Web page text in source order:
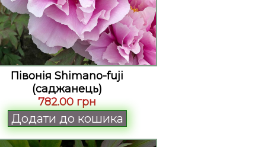
Півонія Shimano-fuji
(саджанець)
782.00 грн
Додати до кошика